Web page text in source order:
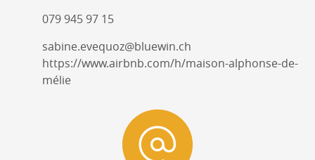
079 945 97 15
sabine.evequoz@bluewin.ch
https://www.airbnb.com/h/maison-alphonse-de-
mélie